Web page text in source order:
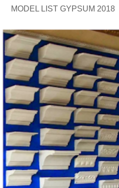
MODEL LIST GYPSUM 2018